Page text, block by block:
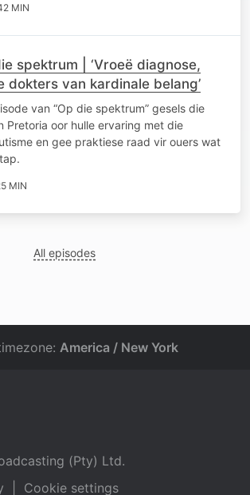
MIN
spektrum | ‘Vroeë diagnose,
dokters van kardinale belang’
van “Op die spektrum” gesels die
Pretoria oor hulle ervaring met die
en gee praktiese raad vir ouers wat
MIN
All episodes
America / New York
(Pty) Ltd.
Cookie settings